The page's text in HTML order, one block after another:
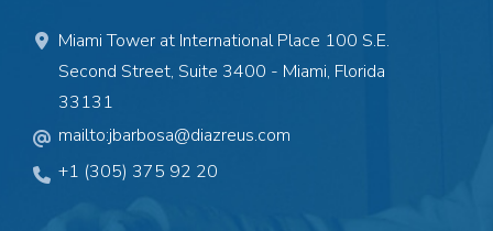
Miami Tower at International Place 100 S.E.
Second Street, Suite 3400 - Miami, Florida
33131
mailto:jbarbosa@diazreus.com
+1 (305) 375 92 20